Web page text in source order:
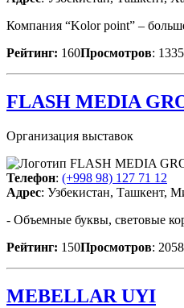
Компания “Kolor point” –
Рейтинг: 160Просмотров:
FLASH MEDIA
Организация выставок
Телефон: (+998 98) 127 71 12
Адрес: Узбекистан, Ташкент,
- Объемные буквы, световые
Рейтинг: 150Просмотров:
MEBELLAR UYI